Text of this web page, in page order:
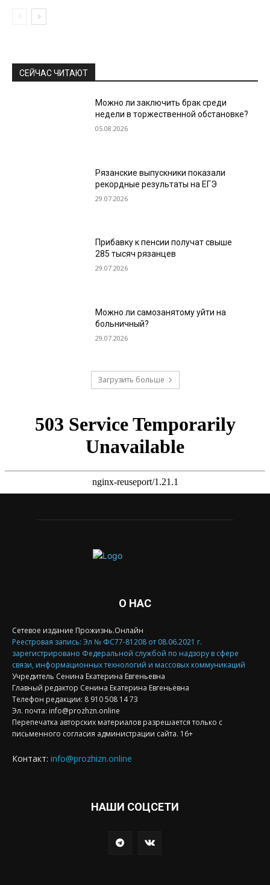
СЕЙЧАС ЧИТАЮТ
Можно ли заключить брак среди
недели в торжественной обстановке?
05.08.2026
Рязанские выпускники показали
рекордные результаты на ЕГЭ
29.07.2026
Прибавку к пенсии получат свыше
285 тысяч рязанцев
29.07.2026
Можно ли самозанятому уйти на
больничный?
29.07.2026
Загрузить больше
О НАС
Сетевое издание Прожизнь.Онлайн
Реестровая запись: Эл № ФС77-81208 от 08.06.2021 г.
зарегистрировано Федеральной службой по надзору в сфере
связи, информационных технологий и массовых коммуникаций
Учредитель Сенина Екатерина Евгеньевна
Главный редактор Сенина Екатерина Евгеньевна
Телефон редакции: 8 910 508 14 73
Эл. почта: info@prozhzn.online
Перепечатка авторских материалов разрешается только с
письменного согласия администрации сайта. 16+
Контакт: info@prozhizn.online
НАШИ СОЦСЕТИ